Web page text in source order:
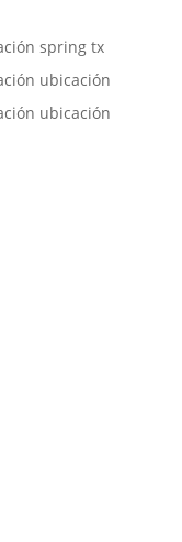
spring tx
ubicación
ubicación